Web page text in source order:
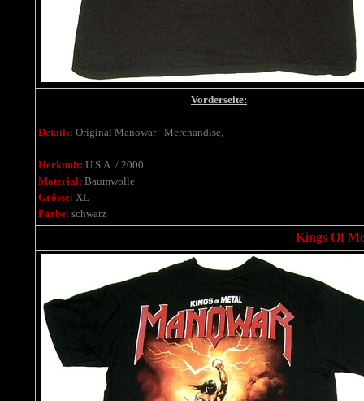
Vorderseite:
Details: Original Manowar - Merchandise,
Herkunft: U.S.A. / 2000
Material: Baumwolle
Grösse: XL
Farbe: schwarz
Kings Of